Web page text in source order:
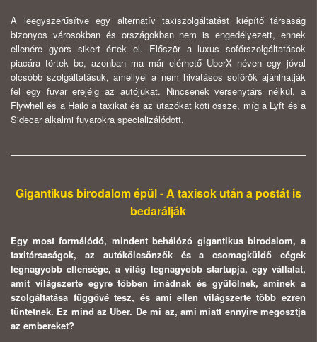
A leegyszerűsítve egy alternatív taxiszolgáltatást kiépítő társaság
bizonyos városokban és országokban nem is engedélyezett, ennek
ellenére gyors sikert értek el. Először a luxus sofőrszolgáltatások
piacára törtek be, azonban ma már elérhető UberX néven egy jóval
olcsóbb szolgáltatásuk, amellyel a nem hivatásos sofőrök ajánlhatják
fel egy fuvar erejéig az autójukat. Nincsenek versenytárs nélkül, a
Flywhell és a Hailo a taxikat és az utazókat köti össze, míg a Lyft és a
Sidecar alkalmi fuvarokra specializálódott.
Gigantikus birodalom épül - A taxisok után a postát is
bedarálják
Egy most formálódó, mindent behálózó gigantikus birodalom, a
taxitársaságok, az autókölcsönzők és a csomagküldő cégek
legnagyobb ellensége, a világ legnagyobb startupja, egy vállalat,
amit világszerte egyre többen imádnak és gyűlölnek, aminek a
szolgáltatása függővé tesz, és ami ellen világszerte több ezren
tüntetnek. Ez mind az Uber. De mi az, ami miatt ennyire megosztja
az embereket?